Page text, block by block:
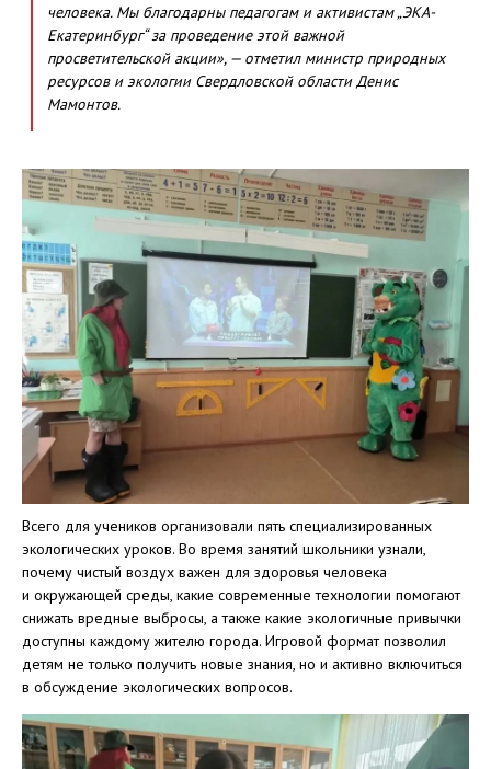
человека. Мы благодарны педагогам и активистам „ЭКА-
Екатеринбург“ за проведение этой важной
просветительской акции», — отметил министр природных
ресурсов и экологии Свердловской области Денис
Мамонтов.
Всего для учеников организовали пять специализированных
экологических уроков. Во время занятий школьники узнали,
почему чистый воздух важен для здоровья человека
и окружающей среды, какие современные технологии помогают
снижать вредные выбросы, а также какие экологичные привычки
доступны каждому жителю города. Игровой формат позволил
детям не только получить новые знания, но и активно включиться
в обсуждение экологических вопросов.